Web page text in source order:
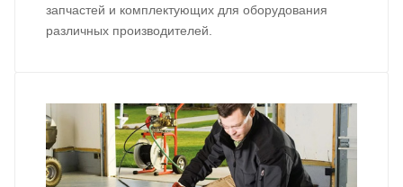
запчастей и комплектующих для оборудования
различных производителей.